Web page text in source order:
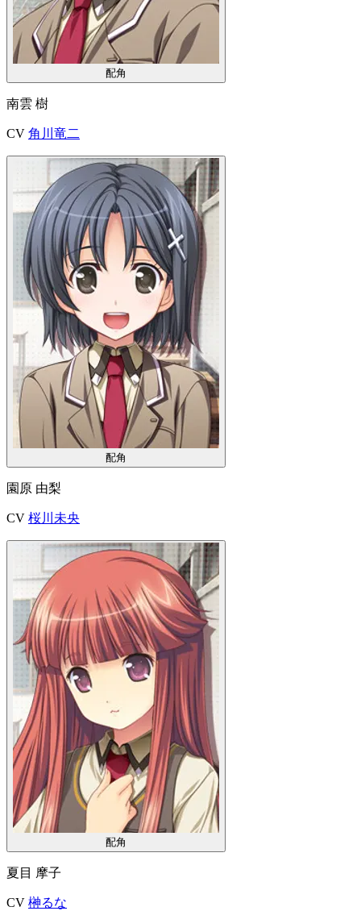
配角
南雲 樹
CV 角川竜二
配角
園原 由梨
CV 桜川未央
配角
夏目 摩子
CV 榊るな